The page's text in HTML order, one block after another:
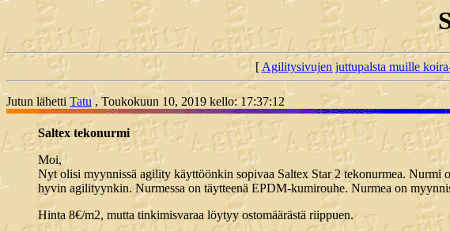
[Agilitysivujen juttupalsta muille
Jutun lähetti Tatu , Toukokuun 10, 2019 kello: 17:37:12
Saltex tekonurmi
Moi,
Nyt olisi myynnissä agility käyttöönkin sopivaa Saltex Star 2 tekonurmea. Nurmi
hyvin agilityynkin. Nurmessa on täytteenä EPDM-kumirouhe. Nurmea on
Hinta 8€/m2, mutta tinkimisvaraa löytyy ostomäärästä riippuen.